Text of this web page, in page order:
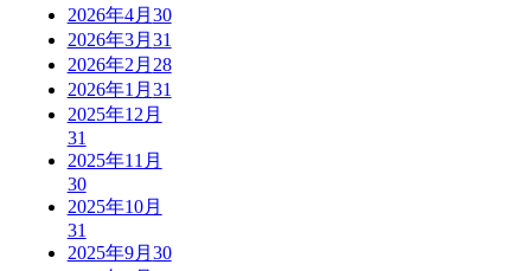
2026年4月 30
2026年3月 31
2026年2月 28
2026年1月 31
2025年12月
31
2025年11月
30
2025年10月
31
2025年9月 30